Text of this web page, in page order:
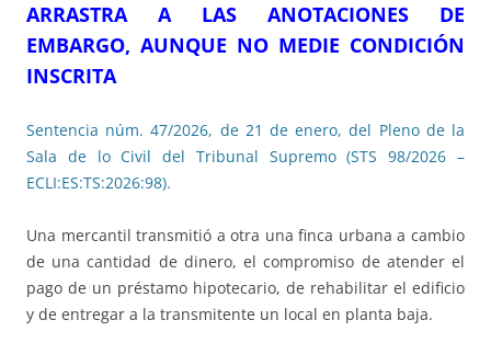
ARRASTRA A LAS ANOTACIONES DE
EMBARGO, AUNQUE NO MEDIE CONDICIÓN
INSCRITA
Sentencia núm. 47/2026, de 21 de enero, del Pleno de la
Sala de lo Civil del Tribunal Supremo (STS 98/2026 –
ECLI:ES:TS:2026:98).
Una mercantil transmitió a otra una finca urbana a cambio
de una cantidad de dinero, el compromiso de atender el
pago de un préstamo hipotecario, de rehabilitar el edificio
y de entregar a la transmitente un local en planta baja.